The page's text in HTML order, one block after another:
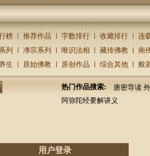
榜 推荐作品 字数排行 收藏排行 连
列 净宗系列 唯识法相 藏传佛教 南
生 原始佛教 原创作品 综合其他 般
热门作品搜索: 唐密导读
阿弥陀经要解讲义
用户登录